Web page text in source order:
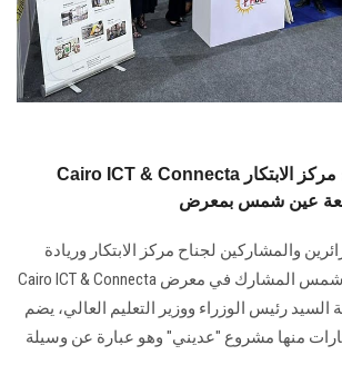
Cairo ICT & Connecta توافد الزائرين لجناح مركز الابتكار
عين شمس بمعرض
والمشاركين لجناح مركز الابتكار وريادة
الأعمال بجامعة عين شمس المشارك في معرض Cairo ICT & Connecta
رئيس الوزراء ووزير التعليم العالي، يضم
منها مشروع "عديني" وهو عبارة عن وسيلة